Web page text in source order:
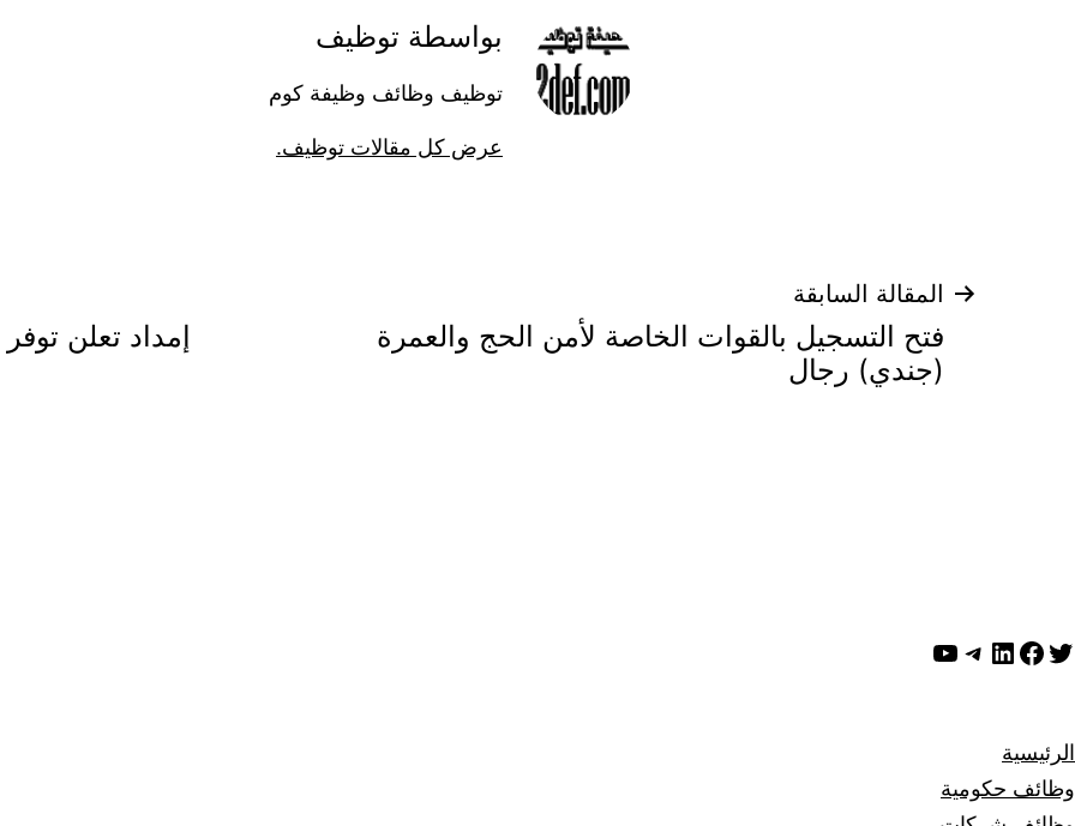
بواسطة توظيف
توظيف وظائف وظيفة كوم
عرض كل مقالات توظيف.
تصفّح
المقالات
المقالة السابقة
فتح التسجيل بالقوات الخاصة لأمن الحج والعمرة
(جندي) رجال
إمداد تعلن
تويترفيسبوك
لينكد إن تيليجرام
يوتيوب
الرئيسية
وظائف حكومية